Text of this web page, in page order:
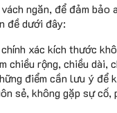
ngăn, để đảm bảo
đề dưới đây:
xác kích thước
chiều rộng, chiều dài,
điểm cần lưu ý để
sẻ, không gặp sự cố,